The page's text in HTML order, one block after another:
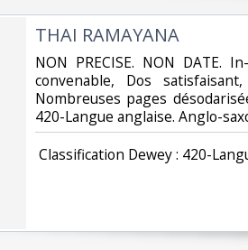
‎THAI RAMAYANA‎
‎NON PRECISE. NON DATE.
convenable, Dos
Nombreuses pages
420-Langue anglaise. Anglo-
Classification Dewey : 420-